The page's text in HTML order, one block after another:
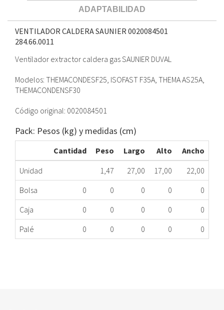
ADAPTABILIDAD
VENTILADOR CALDERA SAUNIER 0020084501
284.66.0011
Ventilador extractor caldera gas SAUNIER DUVAL
Modelos: THEMACONDESF25, ISOFAST F35A, THEMA AS25A,
THEMACONDENSF30
Código original: 0020084501
Pack: Pesos (kg) y medidas (cm)
Cantidad Peso Largo Alto
Ancho
Unidad
1,47 27,00 17,00
22,00
Bolsa
0 0 0 0
0
Caja
0 0 0 0
0
Palé
0 0 0 0 0